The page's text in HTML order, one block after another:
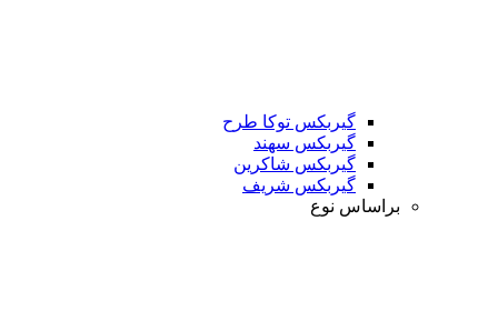
گیربکس توکا طرح
گیربکس سهند
گیربکس شاکرین
گیربکس شریف
براساس نوع